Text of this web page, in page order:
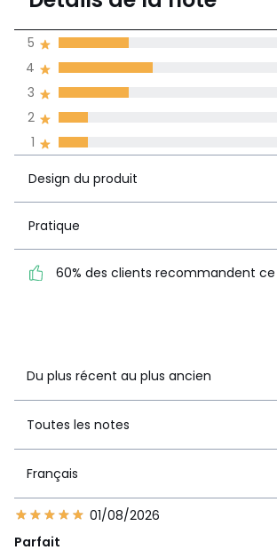
de moyenne
1 16
3
1
2
3
4
5
Design du produit
Pratique
60% des clients recommandent
Du plus récent au plus ancien
Toutes les notes
Français
01/08/2026
Parfait